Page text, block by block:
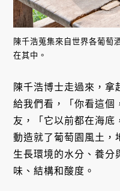
陳千浩蒐集來自世界各葡萄
在其中。
陳千浩博士走過來，拿
給我們看，「你看這個
友，「它以前都在海底
動造就了葡萄園風土，
生長環境的水分、養分
味、結構和酸度。